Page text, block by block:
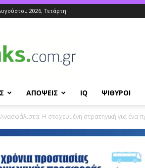
2026, Τετάρτη
ΑΠΟΨΕΙΣ IQ ΨΙΘΥΡΟΙ
Ανασφάλιστα: Η στοχευμένη στρατηγική για ένα